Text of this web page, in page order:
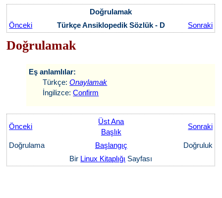
Doğrulamak
Önceki
Türkçe Ansiklopedik Sözlük - D Sonraki
Doğrulamak
Eş anlamlılar:
Türkçe:Onaylamak
İngilizce:Confirm
Önceki
Üst Ana
Başlık
Sonraki
Doğrulama Başlangıç
Doğruluk
Bir Linux Kitaplığı Sayfası